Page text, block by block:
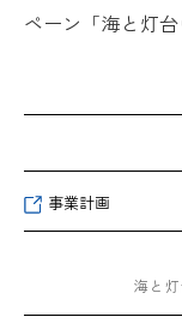
ペーン「海と灯
事業計画
海と